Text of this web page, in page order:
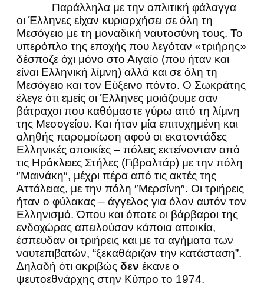
Παράλληλα με την οπλιτική φάλαγγα
οι Έλληνες είχαν κυριαρχήσει σε όλη τη
Μεσόγειο με τη μοναδική ναυτοσύνη τους. Το
υπερόπλο της εποχής που λεγόταν «τριήρης»
δέσποζε όχι μόνο στο Αιγαίο (που ήταν και
είναι Ελληνική λίμνη) αλλά και σε όλη τη
Μεσόγειο και τον Εύξεινο πόντο. Ο Σωκράτης
έλεγε ότι εμείς οι Έλληνες μοιάζουμε σαν
βάτραχοι που καθόμαστε γύρω από τη λίμνη
της Μεσογείου. Και ήταν μία επιτυχημένη και
αληθής παρομοίωση αφού οι εκατοντάδες
Ελληνικές αποικίες – πόλεις εκτείνονταν από
τις Ηράκλειες Στήλες (Γιβραλτάρ) με την πόλη
″Μαινάκη″, μέχρι πέρα από τις ακτές της
Αττάλειας, με την πόλη ″Μερσίνη″. Οι τριήρεις
ήταν ο φύλακας – άγγελος για όλον αυτόν τον
Ελληνισμό. Όπου και όποτε οι βάρβαροι της
ενδοχώρας απειλούσαν κάποια αποικία,
έσπευδαν οι τριήρεις και με τα αγήματα των
ναυτεπιβατών, “ξεκαθάριζαν την κατάσταση”.
Δηλαδή ότι ακριβώς δεν έκανε ο
ψευτοεθνάρχης στην Κύπρο το 1974.